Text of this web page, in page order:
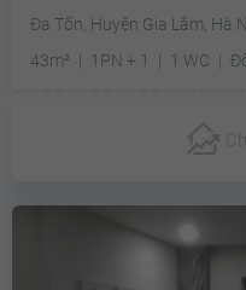
Đa Tốn, Huyện Gia Lâm, Hà
43m²
1PN + 1 1 WC